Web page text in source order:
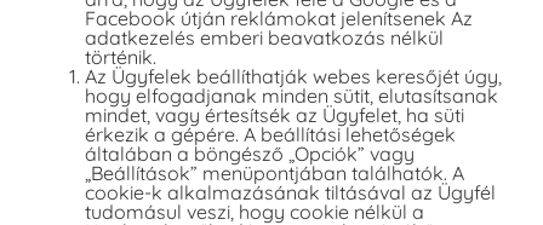
Facebook útján reklámokat jelenítsenek Az
adatkezelés emberi beavatkozás nélkül
történik.
Az Ügyfelek beállíthatják webes keresőjét úgy,
hogy elfogadjanak minden sütit, elutasítsanak
mindet, vagy értesítsék az Ügyfelet, ha süti
érkezik a gépére. A beállítási lehetőségek
általában a böngésző „Opciók” vagy
„Beállítások” menüpontjában találhatók. A
cookie-k alkalmazásának tiltásával az Ügyfél
tudomásul veszi, hogy cookie nélkül a